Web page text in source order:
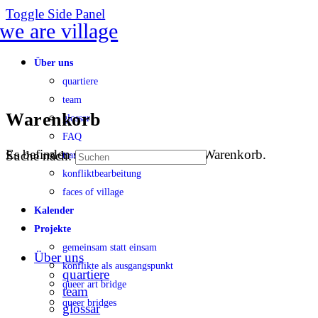
Toggle Side Panel
Über uns
quartiere
team
glossar
FAQ
transparenz
konfliktbearbeitung
faces of village
Kalender
Projekte
gemeinsam statt einsam
konflikte als ausgangspunkt
queer art bridge
queer bridges
Warenkorb
Es befinden sich keine Produkte im Warenkorb.
Suche nach:
Über uns
quartiere
team
glossar